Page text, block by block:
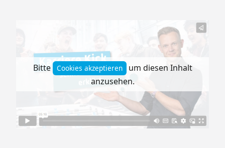
Bitte Cookies akzeptieren
um diesen Inhalt
anzusehen.